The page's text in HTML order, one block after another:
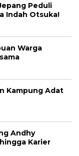
Peduli
Indah Otsuka!
Warga
Kampung Adat
Andhy
Karier